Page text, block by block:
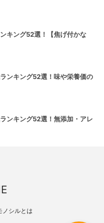
キング52選！【焦げ付かな
ンキング52選！味や栄養価の
ンキング52選！無添加・アレ
ノシルとは